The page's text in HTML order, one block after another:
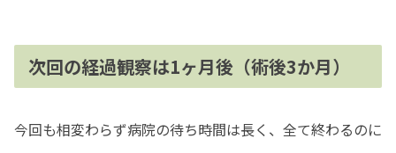
次回の経過観察は1ヶ月後（術後3か月）
今回も相変わらず病院の待ち時間は長く、全て終わるのに